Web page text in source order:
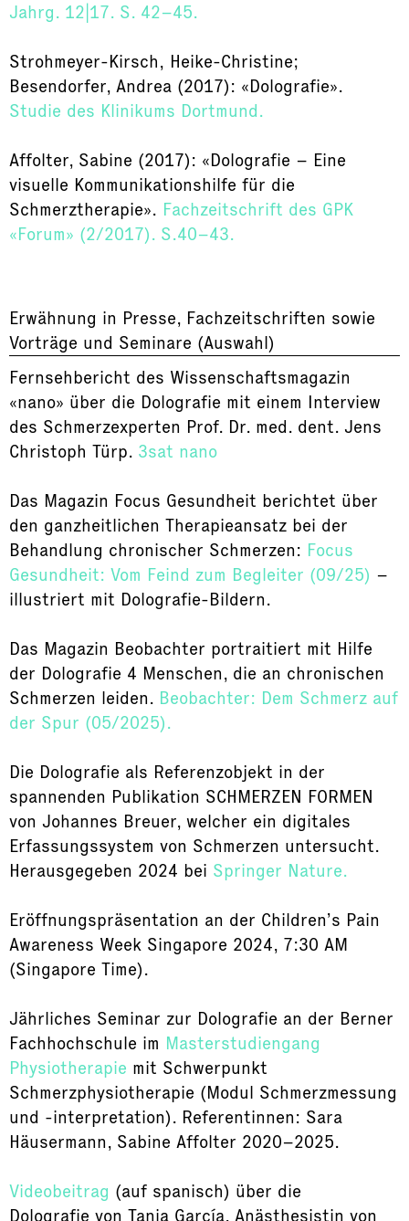
Jahrg. 12|17. S. 42–45.
Strohmeyer-Kirsch, Heike-Christine;
Besendorfer, Andrea (2017): «Dolografie».
Studie des Klinikums Dortmund.
Affolter, Sabine (2017): «Dolografie – Eine
visuelle Kommunikationshilfe für die
Schmerztherapie». Fachzeitschrift des GPK
«Forum» (2/2017). S.40–43.
Erwähnung in Presse, Fachzeitschriften sowie
Vorträge und Seminare (Auswahl)
Fernsehbericht des Wissenschaftsmagazin
«nano» über die Dolografie mit einem Interview
des Schmerzexperten Prof. Dr. med. dent. Jens
Christoph Türp. 3sat nano
Das Magazin Focus Gesundheit berichtet über
den ganzheitlichen Therapieansatz bei der
Behandlung chronischer Schmerzen: Focus
Gesundheit: Vom Feind zum Begleiter (09/25) –
illustriert mit Dolografie-Bildern.
Das Magazin Beobachter portraitiert mit Hilfe
der Dolografie 4 Menschen, die an chronischen
Schmerzen leiden. Beobachter: Dem Schmerz auf
der Spur (05/2025).
Die Dolografie als Referenzobjekt in der
spannenden Publikation SCHMERZEN FORMEN
von Johannes Breuer, welcher ein digitales
Erfassungssystem von Schmerzen untersucht.
Herausgegeben 2024 bei Springer Nature.
Eröffnungspräsentation an der Children’s Pain
Awareness Week Singapore 2024, 7:30 AM
(Singapore Time).
Jährliches Seminar zur Dolografie an der Berner
Fachhochschule im Masterstudiengang
Physiotherapie mit Schwerpunkt
Schmerzphysiotherapie (Modul Schmerzmessung
und -interpretation). Referentinnen: Sara
Häusermann, Sabine Affolter 2020–2025.
Videobeitrag (auf spanisch) über die
Dolografie von Tania García, Anästhesistin von